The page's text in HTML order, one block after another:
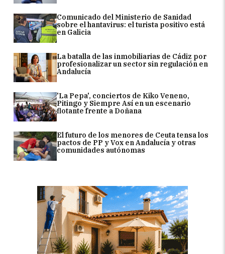
Comunicado del Ministerio de Sanidad
sobre el hantavirus: el turista positivo está
en Galicia
La batalla de las inmobiliarias de Cádiz por
profesionalizar un sector sin regulación en
Andalucía
'La Pepa', conciertos de Kiko Veneno,
Pitingo y Siempre Así en un escenario
flotante frente a Doñana
El futuro de los menores de Ceuta tensa los
pactos de PP y Vox en Andalucía y otras
comunidades autónomas